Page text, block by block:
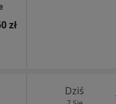
zł
Dziś